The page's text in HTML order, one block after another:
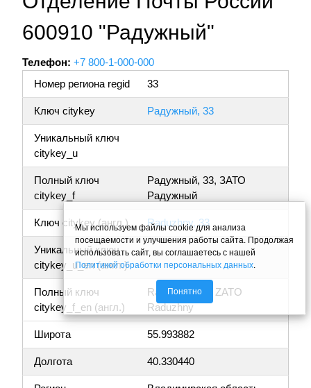
600910 "Радужный"
Телефон: +7 800-1-000-000
Номер региона regid
33
Ключ citykey Радужный, 33
Уникальный ключ
citykey_u
Полный ключ
citykey_f
Радужный, 33, ЗАТО
Радужный
Ключ citykey (англ.) Raduzhny, 33
Уникальный ключ
citykey_u_en (англ.)
Полный ключ
citykey_f_en (англ.)
Raduzhny, 33, ZATO
Raduzhny
Широта 55.993882
Долгота 40.330440
Мы используем файлы cookie для анализа
посещаемости и улучшения работы сайта. Продолжая
использовать сайт, вы соглашаетесь с нашей
Политикой обработки персональных данных
Понятно